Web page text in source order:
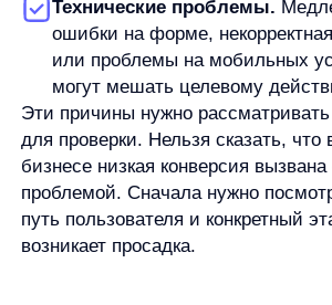
Автор:
Станислав Вичиновский
Менеджер проектов any
Станислав Вичиновский — MarCom Manager в any. Он
ведением комьюнити, контентом, вебинарами и
а также пишет материалы об AI и e-commerce.
В any Станислав работает с задачами на стыке продукта,
клиентского сервиса и маркетинга. Он участвовал в
развитии, помогал выстраивать процессы в команде,
клиентским сервисом и экспериментальными AI-
До перехода в маркетинг Станислав работал с
аккаунт-менеджментом, операционными процессами,
недвижимостью, обучением и управлением. Такой опыт